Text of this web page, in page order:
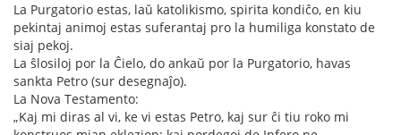
La Purgatorio estas, laŭ katolikismo, spirita kondiĉo, en kiu
pekintaj animoj estas suferantaj pro la humiliga konstato de
siaj pekoj.
La ŝlosiloj por la Ĉielo, do ankaŭ por la Purgatorio, havas
sankta Petro (sur desegnaĵo).
La Nova Testamento:
„Kaj mi diras al vi, ke vi estas Petro, kaj sur ĉi tiu roko mi